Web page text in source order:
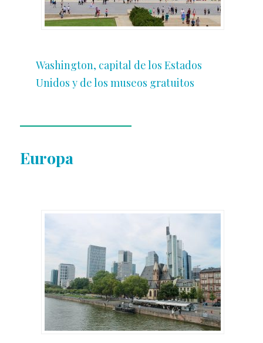
Washington, capital de los Estados
Unidos y de los museos gratuitos
Europa